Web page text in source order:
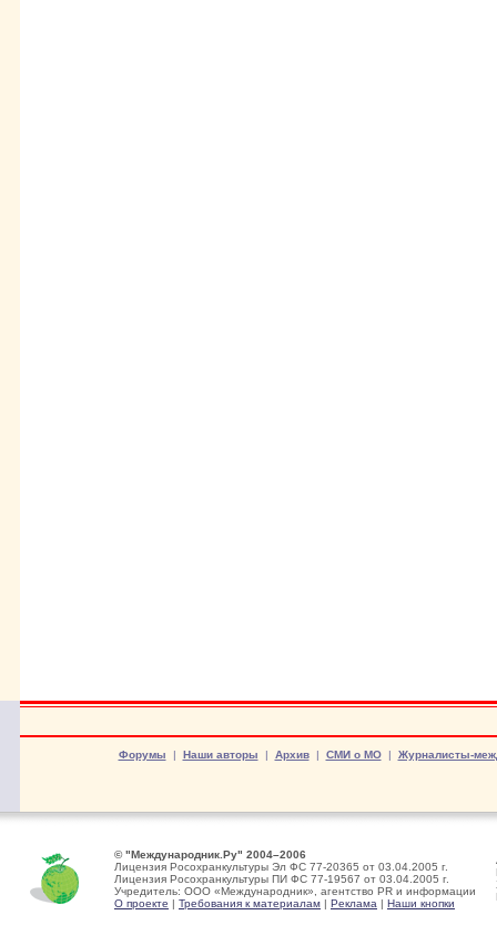
Форумы | Наши авторы | Архив| СМИ о МО| Журналисты-
© "Международник.Ру" 2004–2006
Лицензия Росохранкультуры Эл ФС 77-20365 от 03.04.2005 г.
Лицензия Росохранкультуры ПИ ФС 77-19567 от 03.04.2005 г.
Учредитель: ООО «Международник», агентство PR и информации
О проекте | Требования к материалам | Реклама | Наши кнопки